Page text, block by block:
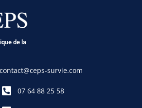
de la
contact@ceps-survie.com
07 64 88 25 58